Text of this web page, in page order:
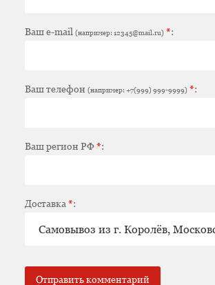
Ваш e-mail (например: 12345@mail.ru) *:
Ваш телефон (например: +7(999) 999-9999) *:
Ваш регион РФ*:
Доставка *: